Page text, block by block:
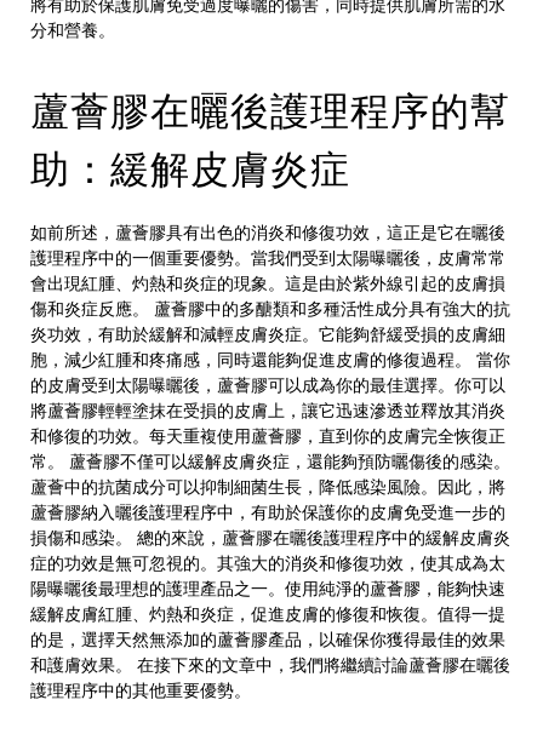
分和營養。
蘆薈膠在曬後護理程序的幫
助：緩解皮膚炎症
如前所述，蘆薈膠具有出色的消炎和修復功效，這正是它在曬後
護理程序中的一個重要優勢。當我們受到太陽曝曬後，皮膚常常
會出現紅腫、灼熱和炎症的現象。這是由於紫外線引起的皮膚損
傷和炎症反應。 蘆薈膠中的多醣類和多種活性成分具有強大的抗
炎功效，有助於緩解和減輕皮膚炎症。它能夠舒緩受損的皮膚細
胞，減少紅腫和疼痛感，同時還能夠促進皮膚的修復過程。 當你
的皮膚受到太陽曝曬後，蘆薈膠可以成為你的最佳選擇。你可以
將蘆薈膠輕輕塗抹在受損的皮膚上，讓它迅速滲透並釋放其消炎
和修復的功效。每天重複使用蘆薈膠，直到你的皮膚完全恢復正
常。 蘆薈膠不僅可以緩解皮膚炎症，還能夠預防曬傷後的感染。
蘆薈中的抗菌成分可以抑制細菌生長，降低感染風險。因此，將
蘆薈膠納入曬後護理程序中，有助於保護你的皮膚免受進一步的
損傷和感染。 總的來說，蘆薈膠在曬後護理程序中的緩解皮膚炎
症的功效是無可忽視的。其強大的消炎和修復功效，使其成為太
陽曝曬後最理想的護理產品之一。使用純淨的蘆薈膠，能夠快速
緩解皮膚紅腫、灼熱和炎症，促進皮膚的修復和恢復。值得一提
的是，選擇天然無添加的蘆薈膠產品，以確保你獲得最佳的效果
和護膚效果。 在接下來的文章中，我們將繼續討論蘆薈膠在曬後
護理程序中的其他重要優勢。